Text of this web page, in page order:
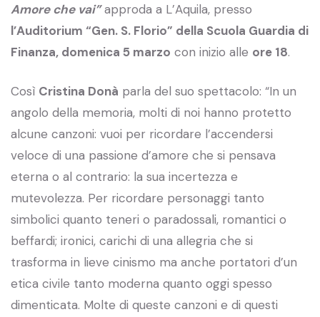
Amore che vai”approda a L’Aquila, presso
l’Auditorium “Gen. S. Florio” della Scuola Guardia di
Finanza, domenica 5 marzo con inizio alle ore 18.
Così Cristina Donà parla del suo spettacolo: “In un
angolo della memoria, molti di noi hanno protetto
alcune canzoni: vuoi per ricordare l’accendersi
veloce di una passione d’amore che si pensava
eterna o al contrario: la sua incertezza e
mutevolezza. Per ricordare personaggi tanto
simbolici quanto teneri o paradossali, romantici o
beffardi; ironici, carichi di una allegria che si
trasforma in lieve cinismo ma anche portatori d’un
etica civile tanto moderna quanto oggi spesso
dimenticata. Molte di queste canzoni e di questi